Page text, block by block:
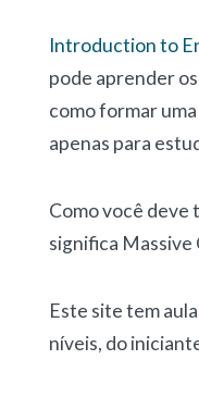
Introduction to
pode aprender
como formar
apenas para
Como você deve
significa Massive
Este site tem
níveis, do